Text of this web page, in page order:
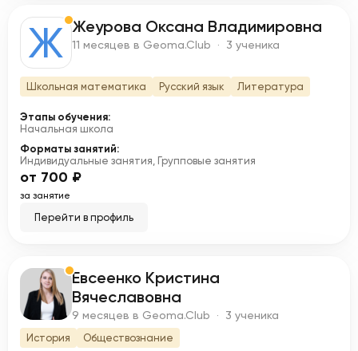
Ж Жеурова Оксана Владимировна
11 месяцев в Geoma.Club · 3 ученика
Школьная математика Русский язык Литература
Этапы обучения:
Начальная школа
Форматы занятий:
Индивидуальные занятия, Групповые занятия
от 700 ₽
за занятие
Перейти в профиль
Е
Евсеенко Кристина
Вячеславовна
9 месяцев в Geoma.Club · 3 ученика
История Обществознание